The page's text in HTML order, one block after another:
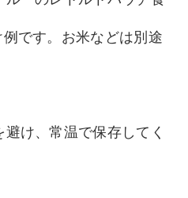
です。お米などは別途
避け、常温で保存してく